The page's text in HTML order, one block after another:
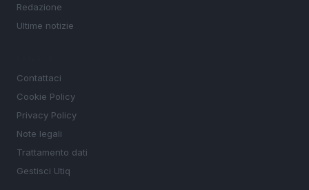
Redazione
Ultime notizie
Contattaci
Cookie Policy
Privacy Policy
Note legali
Trattamento dati
Gestisci Utiq